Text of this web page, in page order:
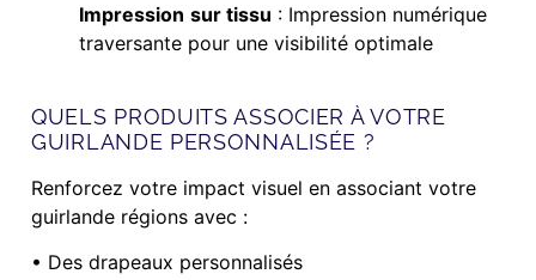
Impression sur tissu : Impression numérique
traversante pour une visibilité optimale
QUELS PRODUITS ASSOCIER À VOTRE
GUIRLANDE PERSONNALISÉE ?
Renforcez votre impact visuel en associant votre
guirlande régions avec :
• Des drapeaux personnalisés